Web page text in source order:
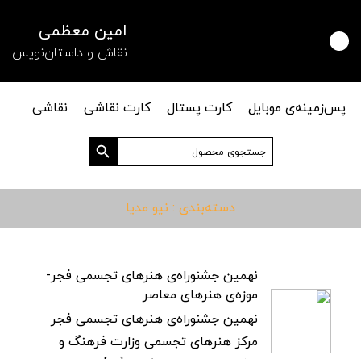
امین معظمی
نقاش و داستان‌نویس
پس‌زمینه‌ی موبایل کارت پستال کارت نقاشی
نقاشی
جستجو
برای:
دکمه جستجو
دسته‌بندی : نیو مدیا
نهمین جشنوراه‌ی هنرهای تجسمی فجر-
موزه‌ی هنرهای معاصر
نهمین جشنوراه‌ی هنرهای تجسمی فجر
مرکز هنرهای تجسمی وزارت فرهنگ و